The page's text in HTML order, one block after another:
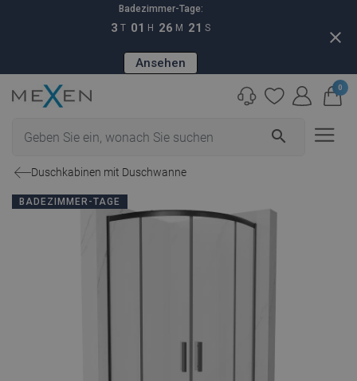
Badezimmer-Tage:
3 T 01 H 26 M 20 S
Ansehen
close
search
0
Duschkabinen mit Duschwanne
BADEZIMMER-TAGE